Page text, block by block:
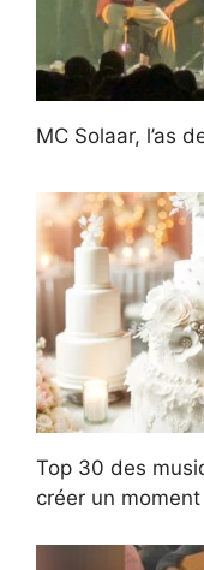
MC Solaar, l’as
Top 30 des
créer un